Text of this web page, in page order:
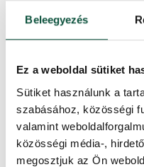
Beleegyezés
Ez a weboldal sütiket
Sütiket használunk a
szabásához, közösségi
valamint
közösségi média-,
megosztjuk az Ön
Újdonságok
Nagyság Szerint
120cm
150cm
180cm
210cm – 220cm
240cm – 250cm
270cm – 450cm
400cm – 1200cm